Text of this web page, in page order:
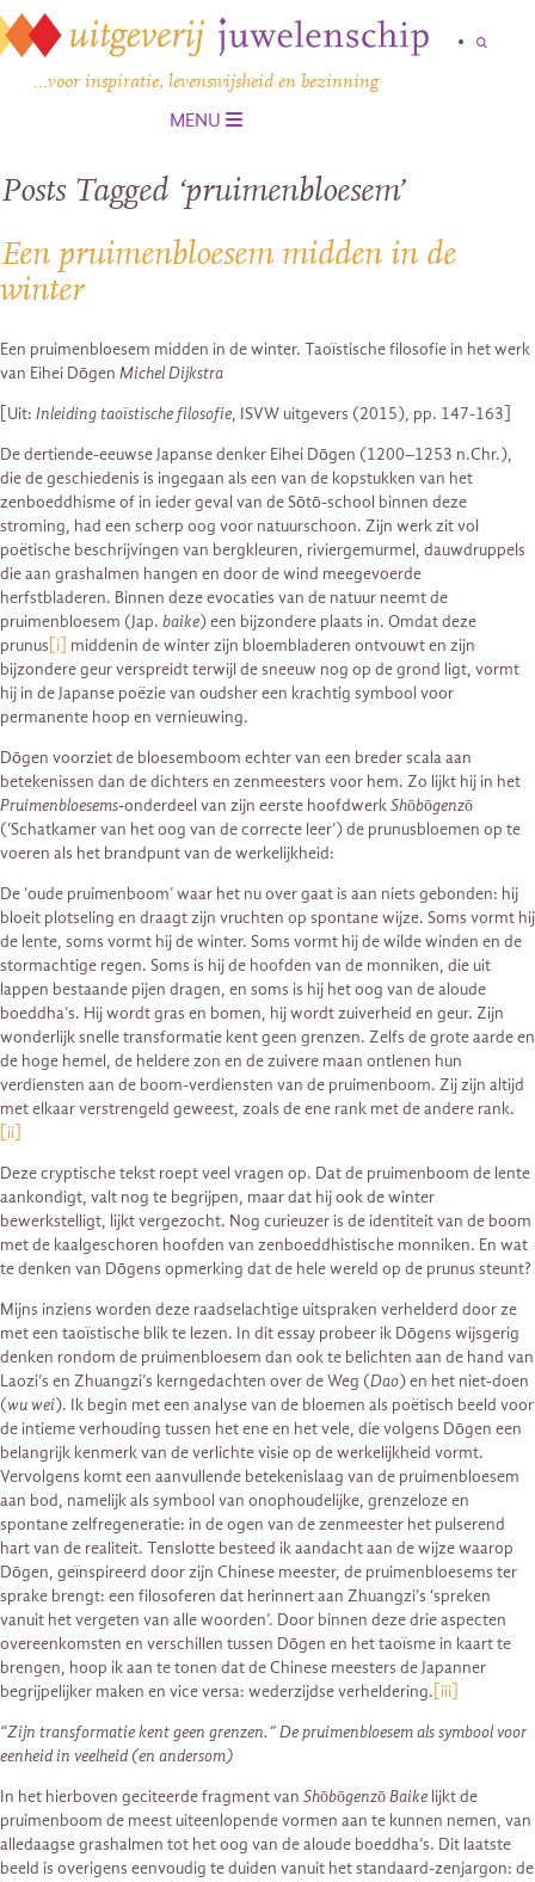
…voor inspiratie, levenswijsheid en bezinning
MENU
Posts Tagged ‘pruimenbloesem’
Een pruimenbloesem midden in de
winter
Een pruimenbloesem midden in de winter. Taoïstische filosofie in het werk
van Eihei Dōgen Michel Dijkstra
[Uit: Inleiding taoïstische filosofie, ISVW uitgevers (2015), pp. 147-163]
De dertiende-eeuwse Japanse denker Eihei Dōgen (1200–1253 n.Chr.),
die de geschiedenis is ingegaan als een van de kopstukken van het
zenboeddhisme of in ieder geval van de Sōtō-school binnen deze
stroming, had een scherp oog voor natuurschoon. Zijn werk zit vol
poëtische beschrijvingen van bergkleuren, riviergemurmel, dauwdruppels
die aan grashalmen hangen en door de wind meegevoerde
herfstbladeren. Binnen deze evocaties van de natuur neemt de
pruimenbloesem (Jap. baike) een bijzondere plaats in. Omdat deze
prunus [i] middenin de winter zijn bloembladeren ontvouwt en zijn
bijzondere geur verspreidt terwijl de sneeuw nog op de grond ligt, vormt
hij in de Japanse poëzie van oudsher een krachtig symbool voor
permanente hoop en vernieuwing.
Dōgen voorziet de bloesemboom echter van een breder scala aan
betekenissen dan de dichters en zenmeesters voor hem. Zo lijkt hij in het
Pruimenbloesems-onderdeel van zijn eerste hoofdwerkShōbōgenzō
(‘Schatkamer van het oog van de correcte leer’) de prunusbloemen op te
voeren als het brandpunt van de werkelijkheid:
De ‘oude pruimenboom’ waar het nu over gaat is aan niets gebonden: hij
bloeit plotseling en draagt zijn vruchten op spontane wijze. Soms vormt hij
de lente, soms vormt hij de winter. Soms vormt hij de wilde winden en de
stormachtige regen. Soms is hij de hoofden van de monniken, die uit
lappen bestaande pijen dragen, en soms is hij het oog van de aloude
boeddha’s. Hij wordt gras en bomen, hij wordt zuiverheid en geur. Zijn
wonderlijk snelle transformatie kent geen grenzen. Zelfs de grote aarde en
de hoge hemel, de heldere zon en de zuivere maan ontlenen hun
verdiensten aan de boom-verdiensten van de pruimenboom. Zij zijn altijd
met elkaar verstrengeld geweest, zoals de ene rank met de andere rank.
[ii]
Deze cryptische tekst roept veel vragen op. Dat de pruimenboom de lente
aankondigt, valt nog te begrijpen, maar dat hij ook de winter
bewerkstelligt, lijkt vergezocht. Nog curieuzer is de identiteit van de boom
met de kaalgeschoren hoofden van zenboeddhistische monniken. En wat
te denken van Dōgens opmerking dat de hele wereld op de prunus steunt?
Mijns inziens worden deze raadselachtige uitspraken verhelderd door ze
met een taoïstische blik te lezen. In dit essay probeer ik Dōgens wijsgerig
denken rondom de pruimenbloesem dan ook te belichten aan de hand van
Laozi’s en Zhuangzi’s kerngedachten over de Weg (Dao) en het niet-doen
(wu wei). Ik begin met een analyse van de bloemen als poëtisch beeld voor
de intieme verhouding tussen het ene en het vele, die volgens Dōgen een
belangrijk kenmerk van de verlichte visie op de werkelijkheid vormt.
Vervolgens komt een aanvullende betekenislaag van de pruimenbloesem
aan bod, namelijk als symbool van onophoudelijke, grenzeloze en
spontane zelfregeneratie: in de ogen van de zenmeester het pulserend
hart van de realiteit. Tenslotte besteed ik aandacht aan de wijze waarop
Dōgen, geïnspireerd door zijn Chinese meester, de pruimenbloesems ter
sprake brengt: een filosoferen dat herinnert aan Zhuangzi’s ‘spreken
vanuit het vergeten van alle woorden’. Door binnen deze drie aspecten
overeenkomsten en verschillen tussen Dōgen en het taoïsme in kaart te
brengen, hoop ik aan te tonen dat de Chinese meesters de Japanner
begrijpelijker maken en vice versa: wederzijdse verheldering. [iii]
“Zijn transformatie kent geen grenzen.” De pruimenbloesem als symbool voor
eenheid in veelheid (en andersom)
In het hierboven geciteerde fragment van Shōbōgenzō Baike lijkt de
pruimenboom de meest uiteenlopende vormen aan te kunnen nemen, van
alledaagse grashalmen tot het oog van de aloude boeddha’s. Dit laatste
beeld is overigens eenvoudig te duiden vanuit het standaard-zenjargon: de